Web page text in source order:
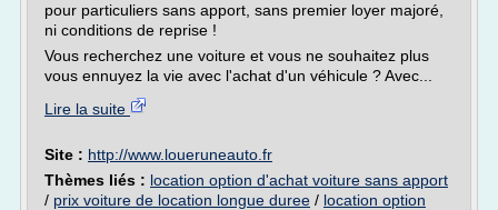
pour particuliers sans apport, sans premier loyer majoré,
ni conditions de reprise !
Vous recherchez une voiture et vous ne souhaitez plus
vous ennuyez la vie avec l'achat d'un véhicule ? Avec...
Lire la suite
Site : http://www.loueruneauto.fr
Thèmes liés : location option d'achat voiture sans apport
/ prix voiture de location longue duree / location option